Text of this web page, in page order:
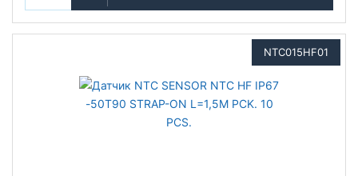
NTC015HF01